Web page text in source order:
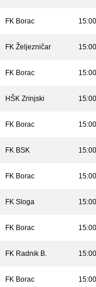
FK Borac 15:00
FK Željezničar 15:00
FK Borac 15:00
HŠK Zrinjski 15:00
FK Borac 15:00
FK BSK 15:00
FK Borac 15:00
FK Sloga 15:00
FK Borac 15:00
FK Radnik B. 15:00
FK Borac 15:00